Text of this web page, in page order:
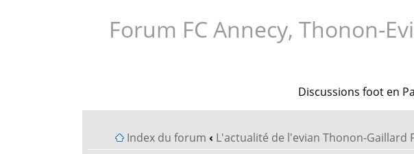
Forum FC Annecy, Thonon-
Discussions foot en
Index du forum ‹ L'actualité de l'evian Thonon-Gaillard